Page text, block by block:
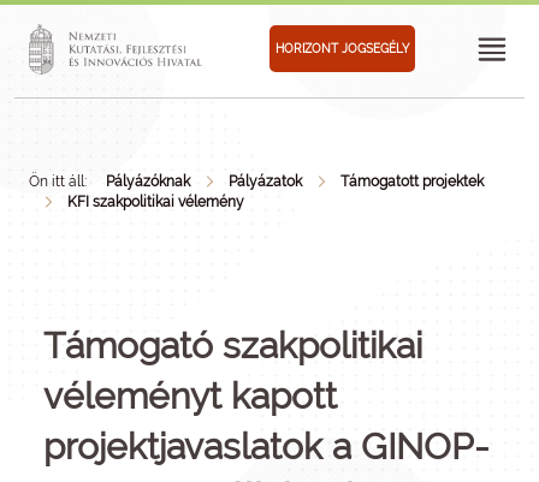
HORIZONT JOGSEGÉLY
Ön itt áll: Pályázóknak Pályázatok
Támogatott projektek
KFI szakpolitikai vélemény
Támogató szakpolitikai
véleményt kapott
projektjavaslatok a GINOP-